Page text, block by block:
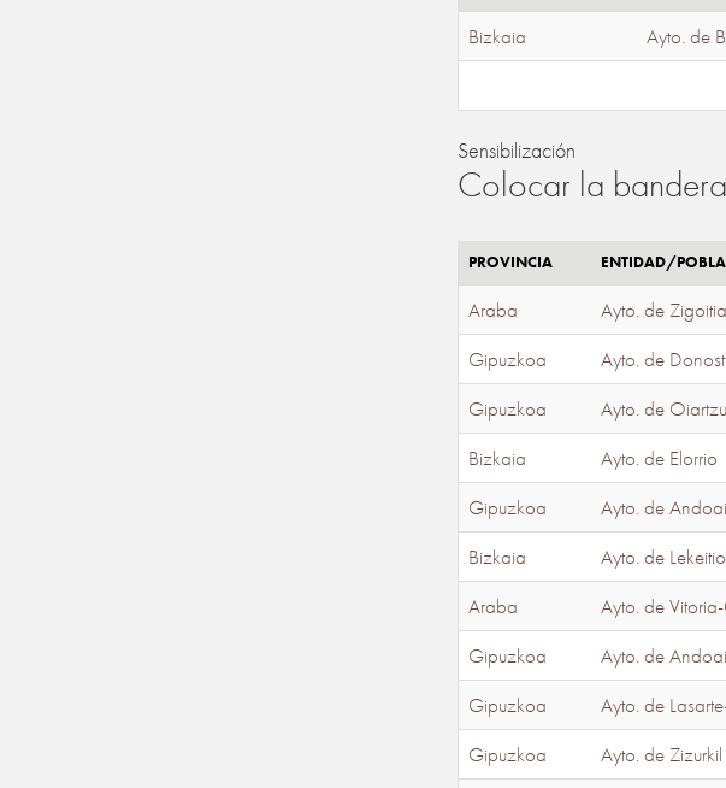
Bizkaia Ayto. de
Sensibilización
Colocar la
PROVINCIA ENTIDAD/
Araba Ayto. de Zigoitia
Gipuzkoa
Ayto. de
Gipuzkoa
Ayto. de
Bizkaia
Ayto. de Elorrio
Gipuzkoa
Ayto. de
Bizkaia
Ayto. de Lekeitio
Araba
Ayto. de
Gipuzkoa
Ayto. de
Gipuzkoa
Ayto. de
Gipuzkoa
Ayto. de Zizurkil